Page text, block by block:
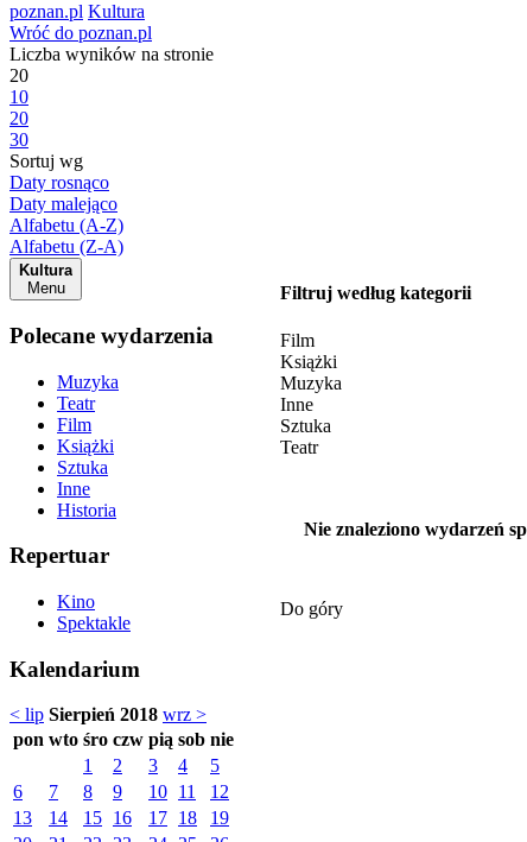
poznan.pl Kultura
Wróć do poznan.pl
Liczba wyników na stronie
20
10
20
30
Sortuj wg
Daty rosnąco
Daty malejąco
Alfabetu (A-Z)
Alfabetu (Z-A)
Kultura
Menu
Polecane wydarzenia
Muzyka
Teatr
Film
Książki
Sztuka
Inne
Historia
Repertuar
Kino
Spektakle
Kalendarium
< lip Sierpień 2018 wrz >
pon wto śro czw pią sob nie
1
2 3 4
5
6
7 8 9 10 11
12
13
14 15 16 17 18
19
Filtruj według kategorii
Film
Książki
Muzyka
Inne
Sztuka
Teatr
Nie znaleziono wydarzeń
Do góry